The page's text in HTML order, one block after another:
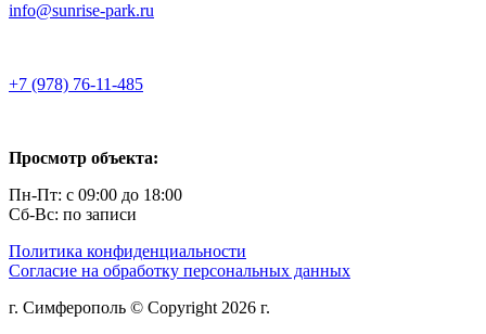
info@sunrise-park.ru
+7 (978) 76-11-485
Просмотр объекта:
Пн-Пт: с 09:00 до 18:00
Сб-Вс: по записи
Политика конфиденциальности
Согласие на обработку персональных данных
г. Симферополь © Copyright 2026 г.